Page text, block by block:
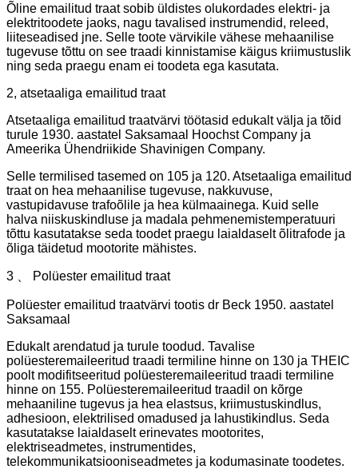
Õline emailitud traat sobib üldistes olukordades elektri- ja
elektritoodete jaoks, nagu tavalised instrumendid, releed,
liiteseadised jne. Selle toote värvikile vähese mehaanilise
tugevuse tõttu on see traadi kinnistamise käigus kriimustuslik
ning seda praegu enam ei toodeta ega kasutata.
2, atsetaaliga emailitud traat
Atsetaaliga emailitud traatvärvi töötasid edukalt välja ja tõid
turule 1930. aastatel Saksamaal Hoochst Company ja
Ameerika Ühendriikide Shavinigen Company.
Selle termilised tasemed on 105 ja 120. Atsetaaliga emailitud
traat on hea mehaanilise tugevuse, nakkuvuse,
vastupidavuse trafoõlile ja hea külmaainega. Kuid selle
halva niiskuskindluse ja madala pehmenemistemperatuuri
tõttu kasutatakse seda toodet praegu laialdaselt õlitrafode ja
õliga täidetud mootorite mähistes.
3 、 Polüester emailitud traat
Polüester emailitud traatvärvi tootis dr Beck 1950. aastatel
Saksamaal
Edukalt arendatud ja turule toodud. Tavalise
polüesteremaileeritud traadi termiline hinne on 130 ja THEIC
poolt modifitseeritud polüesteremaileeritud traadi termiline
hinne on 155. Polüesteremaileeritud traadil on kõrge
mehaaniline tugevus ja hea elastsus, kriimustuskindlus,
adhesioon, elektrilised omadused ja lahustikindlus. Seda
kasutatakse laialdaselt erinevates mootorites,
elektriseadmetes, instrumentides,
telekommunikatsiooniseadmetes ja kodumasinate toodetes.